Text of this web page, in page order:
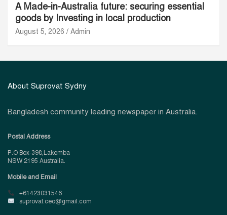
A Made-in-Australia future: securing essential
goods by Investing in local production
August 5, 2026 Admin
About Suprovat Sydny
Bangladesh community leading newspaper in Australia.
Postal Address
P.O Box-398,Lakemba
NSW 2195 Australia.
Mobile and Email
: +61423031546
: suprovat.ceo@gmail.com